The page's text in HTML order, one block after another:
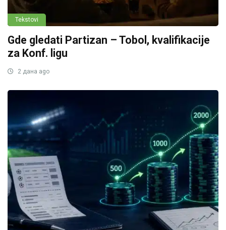
Tekstovi
Gde gledati Partizan – Tobol, kvalifikacije
za Konf. ligu
2 дана ago